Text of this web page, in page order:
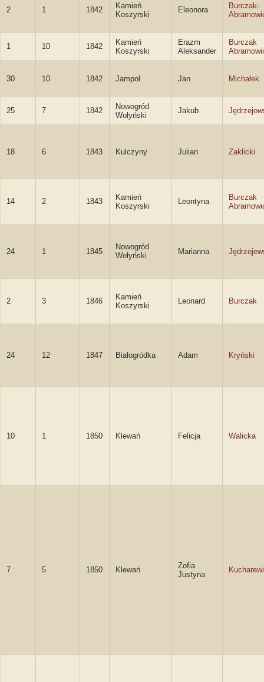
2 1 1842
Kamień
Koszyrski
Eleonora
Burczak-
1 10 1842
Kamień
Koszyrski
Erazm
Aleksander
Burczak
30 10 1842 Jampol Jan Michałek
25 7 1842
Nowogród
Wołyński
Jakub
18 6 1843 Kulczyny Julian Zaklicki
14 2 1843
Kamień
Koszyrski
Leontyna
Burczak
24 1 1845
Nowogród
Wołyński
Marianna
2 3 1846
Kamień
Koszyrski
Leonard Burczak
24 12 1847 Białogródka Adam Kryński
10 1 1850 Klewań Felicja Walicka
7 5 1850 Klewań
Zofia
Justyna